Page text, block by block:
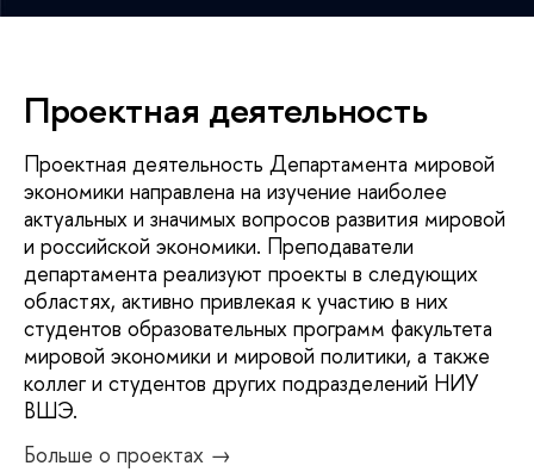
Проектная деятельность
Проектная деятельность Департамента мировой
экономики направлена на изучение наиболее
актуальных и значимых вопросов развития мировой
и российской экономики. Преподаватели
департамента реализуют проекты в следующих
областях, активно привлекая к участию в них
студентов образовательных программ факультета
мировой экономики и мировой политики, а также
коллег и студентов других подразделений НИУ
ВШЭ.
Больше о проектах →